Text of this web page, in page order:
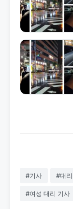
#기사 #대리
#여성 대리 기사